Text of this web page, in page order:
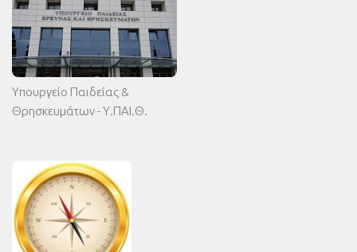
Υπουργείο Παιδείας &
Θρησκευμάτων - Υ.ΠΑΙ.Θ.